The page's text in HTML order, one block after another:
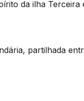
da ilha
partilhada